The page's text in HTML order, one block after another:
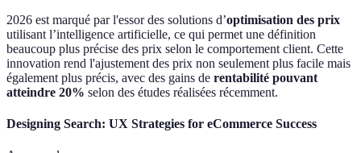
2026 est marqué par l'essor des solutions d’optimisation des prix
utilisant l’intelligence artificielle, ce qui permet une définition
beaucoup plus précise des prix selon le comportement client. Cette
innovation rend l'ajustement des prix non seulement plus facile mais
également plus précis, avec des gains de rentabilité pouvant
atteindre 20% selon des études réalisées récemment.
Designing Search: UX Strategies for eCommerce Success